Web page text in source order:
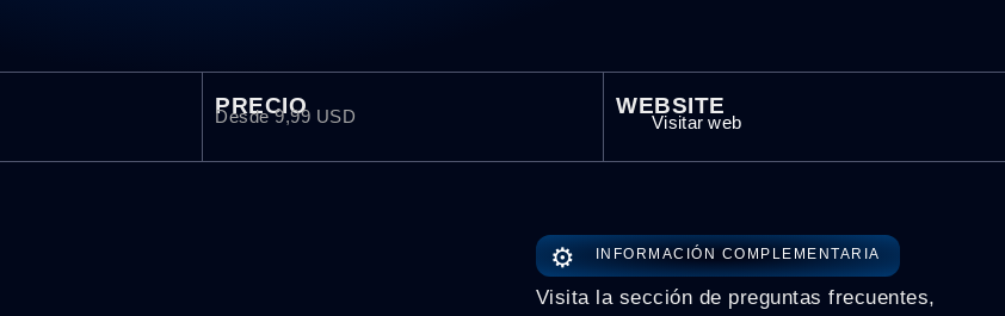
PRECIO
Desde 9,99 USD WEBSITE
Visitar web
⚙️ INFORMACIÓN COMPLEMENTARIA
Visita la sección de preguntas frecuentes,